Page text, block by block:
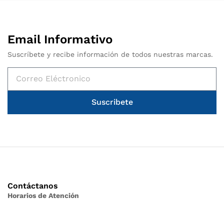
Email Informativo
Suscríbete y recibe información de todos nuestras marcas.
Suscribete
Contáctanos
Horarios de Atención